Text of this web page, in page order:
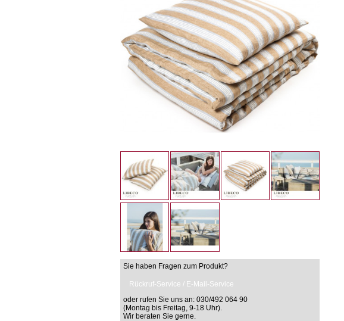
Sie haben Fragen zum Produkt?
Rückruf-Service / E-Mail-Service
oder rufen Sie uns an: 030/492 064 90
(Montag bis Freitag, 9-18 Uhr).
Wir beraten Sie gerne.